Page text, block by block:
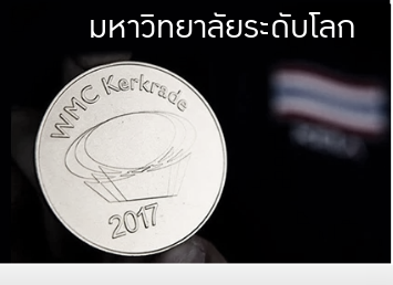
มหาวิทยา
พร้อมที่จ
และผลักดันในการใช้ระบบส
เพื่อการทำงานแ
มหาวิทยาลัยระดับโลก